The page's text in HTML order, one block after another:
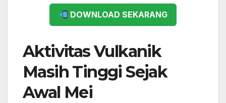
DOWNLOAD SEKARANG
Aktivitas Vulkanik
Masih Tinggi Sejak
Awal Mei